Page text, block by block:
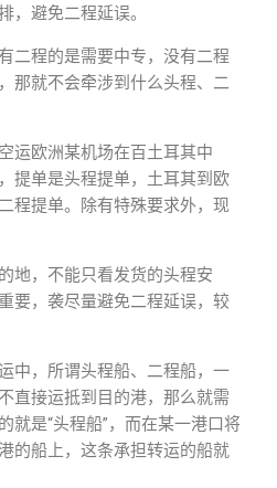
，避免二程延误。
二程的是需要中专，没有二程
那就不会牵涉到什么头程、二
运欧洲某机场在百土耳其中
提单是头程提单，土耳其到欧
程提单。除有特殊要求外，现
地，不能只看发货的头程安
要，袭尽量避免二程延误，较
中，所谓头程船、二程船，一
直接运抵到目的港，那么就需
就是“头程船”，而在某一港口将
的船上，这条承担转运的船就